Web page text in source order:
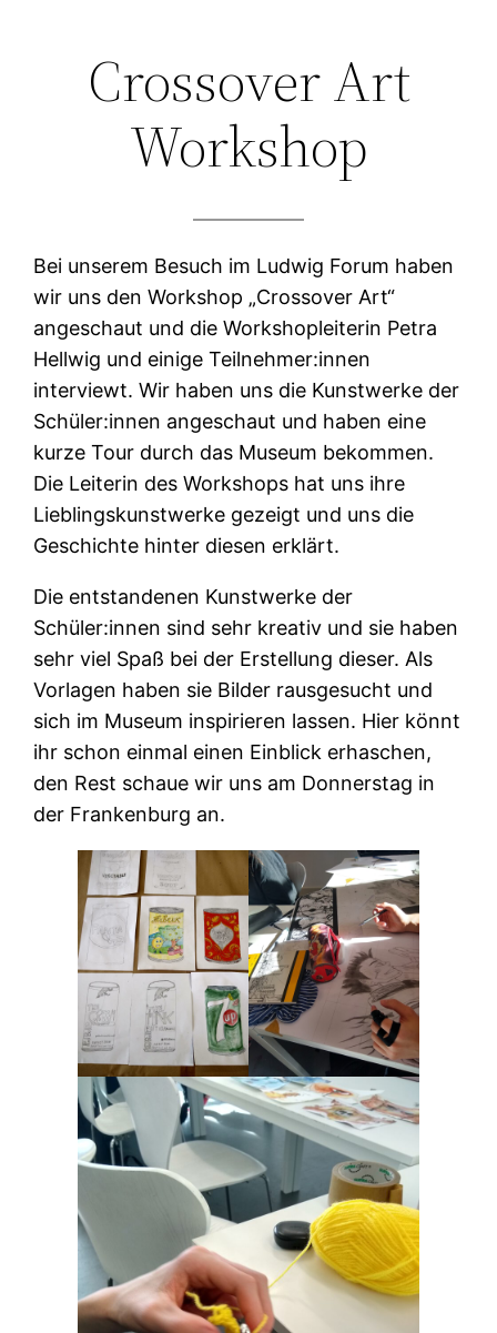
Crossover Art
Workshop
Bei unserem Besuch im Ludwig Forum haben
wir uns den Workshop „Crossover Art“
angeschaut und die Workshopleiterin Petra
Hellwig und einige Teilnehmer:innen
interviewt. Wir haben uns die Kunstwerke der
Schüler:innen angeschaut und haben eine
kurze Tour durch das Museum bekommen.
Die Leiterin des Workshops hat uns ihre
Lieblingskunstwerke gezeigt und uns die
Geschichte hinter diesen erklärt.
Die entstandenen Kunstwerke der
Schüler:innen sind sehr kreativ und sie haben
sehr viel Spaß bei der Erstellung dieser. Als
Vorlagen haben sie Bilder rausgesucht und
sich im Museum inspirieren lassen. Hier könnt
ihr schon einmal einen Einblick erhaschen,
den Rest schaue wir uns am Donnerstag in
der Frankenburg an.